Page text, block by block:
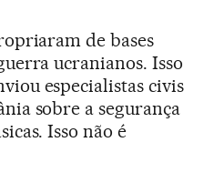
de bases
ucranianos. Isso
especialistas civis
sobre a segurança
Isso não é